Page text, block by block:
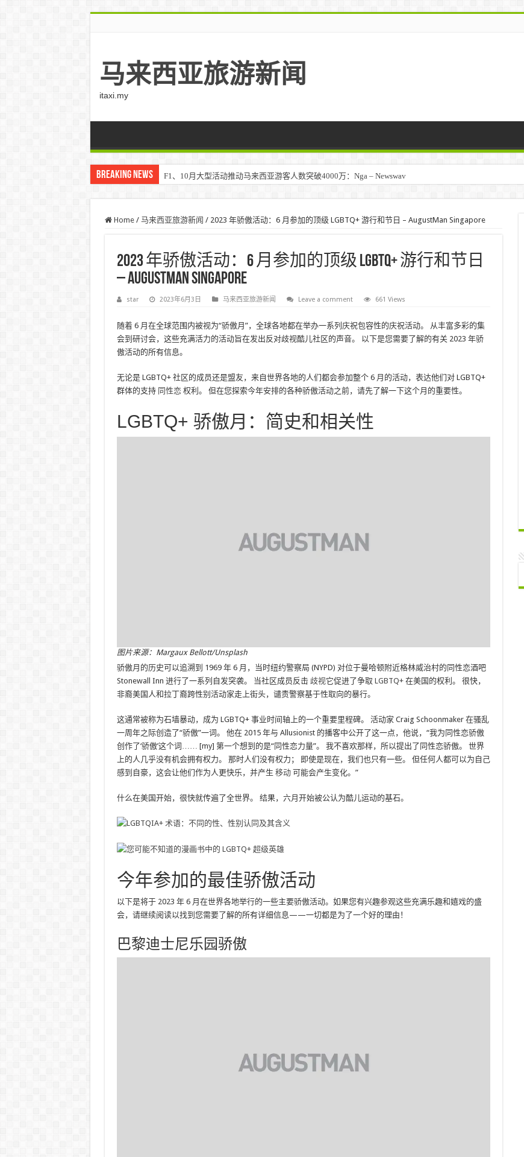
马来西亚旅游新闻
itaxi.my
Breaking News F1、10月大型活动推动马来西亚游客人数突破4000万：Nga – Newswav
Home / 马来西亚旅游新闻 / 2023 年骄傲活动：6 月参加的顶级 LGBTQ+ 游行和节日 – AugustMan Singapore
2023 年骄傲活动：6 月参加的顶级 LGBTQ+ 游行和节日
– AugustMan Singapore
star 2023年6月3日 马来西亚旅游新闻 Leave a comment 661 Views
随着 6 月在全球范围内被视为“骄傲月”，全球各地都在举办一系列庆祝包容性的庆祝活动。 从丰富多彩的集
会到研讨会，这些充满活力的活动旨在发出反对歧视酷儿社区的声音。 以下是您需要了解的有关 2023 年骄
傲活动的所有信息。
无论是 LGBTQ+ 社区的成员还是盟友，来自世界各地的人们都会参加整个 6 月的活动，表达他们对 LGBTQ+
群体的支持 同性恋 权利。 但在您探索今年安排的各种骄傲活动之前，请先了解一下这个月的重要性。
LGBTQ+ 骄傲月：简史和相关性
图片来源：Margaux Bellott/Unsplash
骄傲月的历史可以追溯到 1969 年 6 月，当时纽约警察局 (NYPD) 对位于曼哈顿附近格林威治村的同性恋酒吧
Stonewall Inn 进行了一系列自发突袭。 当社区成员反击 歧视它促进了争取 LGBTQ+在美国的权利。 很快，
非裔美国人和拉丁裔跨性别活动家走上街头，谴责警察基于性取向的暴行。
这通常被称为石墙暴动，成为 LGBTQ+ 事业时间轴上的一个重要里程碑。 活动家 Craig Schoonmaker 在骚乱
一周年之际创造了“骄傲”一词。 他在 2015 年与 Allusionist 的播客中公开了这一点，他说，“我为同性恋骄傲
创作了‘骄傲’这个词…… [my] 第一个想到的是“同性恋力量”。 我不喜欢那样，所以提出了同性恋骄傲。 世界
上的人几乎没有机会拥有权力。 那时人们没有权力； 即使是现在，我们也只有一些。 但任何人都可以为自己
感到自豪，这会让他们作为人更快乐，并产生 移动可能会产生变化。”
什么在美国开始，很快就传遍了全世界。 结果，六月开始被公认为酷儿运动的基石。
今年参加的最佳骄傲活动
以下是将于 2023 年 6 月在世界各地举行的一些主要骄傲活动。如果您有兴趣参观这些充满乐趣和嬉戏的盛
会，请继续阅读以找到您需要了解的所有详细信息——一切都是为了一个好的理由！
巴黎迪士尼乐园骄傲